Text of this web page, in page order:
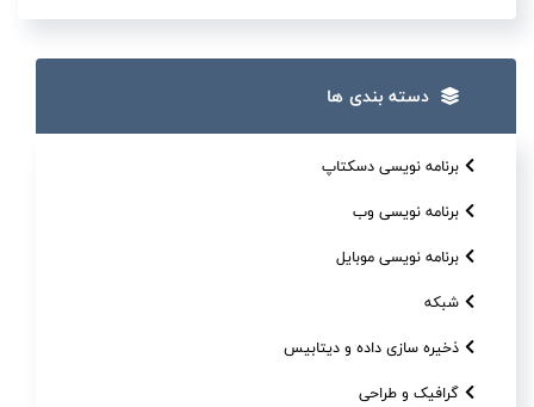
دسته بندی ها
برنامه نویسی دسکتاپ
برنامه نویسی وب
برنامه نویسی موبایل
شبکه
ذخیره سازی داده و دیتابیس
گرافیک و طراحی